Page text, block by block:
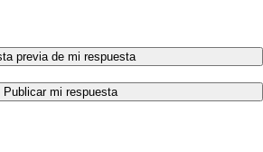
previa de mi respuesta
Publicar mi respuesta